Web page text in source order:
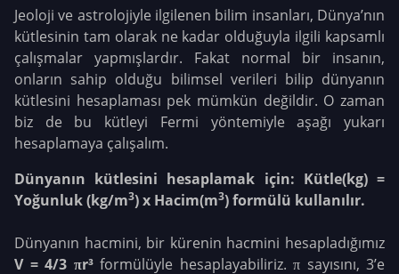
Jeoloji ve astrolojiyle ilgilenen bilim insanları, Dünya’nın
kütlesinin tam olarak ne kadar olduğuyla ilgili kapsamlı
çalışmalar yapmışlardır. Fakat normal bir insanın,
onların sahip olduğu bilimsel verileri bilip dünyanın
kütlesini hesaplaması pek mümkün değildir. O zaman
biz de bu kütleyi Fermi yöntemiyle aşağı yukarı
hesaplamaya çalışalım.
Dünyanın kütlesini hesaplamak için: Kütle(kg) =
Yoğunluk (kg/m3) x Hacim(m3) formülü kullanılır.
Dünyanın hacmini, bir kürenin hacmini hesapladığımız
V = 4/3 πr³ formülüyle hesaplayabiliriz. π sayısını, 3’e